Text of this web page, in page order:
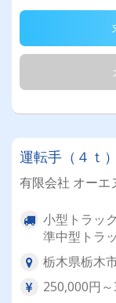
運転手（４ｔ）
有限会社 オーエ
小型トラッ
準中型トラ
栃木県栃木
250,000円